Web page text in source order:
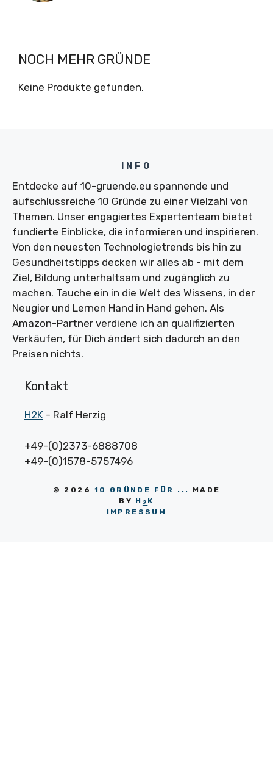
NOCH MEHR GRÜNDE
Keine Produkte gefunden.
INFO
Entdecke auf 10-gruende.eu spannende und
aufschlussreiche 10 Gründe zu einer Vielzahl von
Themen. Unser engagiertes Expertenteam bietet
fundierte Einblicke, die informieren und inspirieren.
Von den neuesten Technologietrends bis hin zu
Gesundheitstipps decken wir alles ab - mit dem
Ziel, Bildung unterhaltsam und zugänglich zu
machen. Tauche ein in die Welt des Wissens, in der
Neugier und Lernen Hand in Hand gehen. Als
Amazon-Partner verdiene ich an qualifizierten
Verkäufen, für Dich ändert sich dadurch an den
Preisen nichts.
Kontakt
H2K - Ralf Herzig
+49-(0)2373-6888708
+49-(0)1578-5757496
© 2026 10 GRÜNDE FÜR ...
MADE
BY H 2K
IMPRESSUM